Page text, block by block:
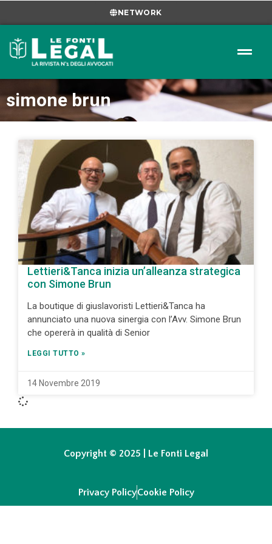
NETWORK
simone brun
Lettieri&Tanca inizia un’alleanza strategica
con Simone Brun
La boutique di giuslavoristi Lettieri&Tanca ha
annunciato una nuova sinergia con l’Avv. Simone Brun
che opererà in qualità di Senior
LEGGI TUTTO »
14 Novembre 2019
Copyright © 2025 | Le Fonti Legal
Privacy PolicyCookie Policy